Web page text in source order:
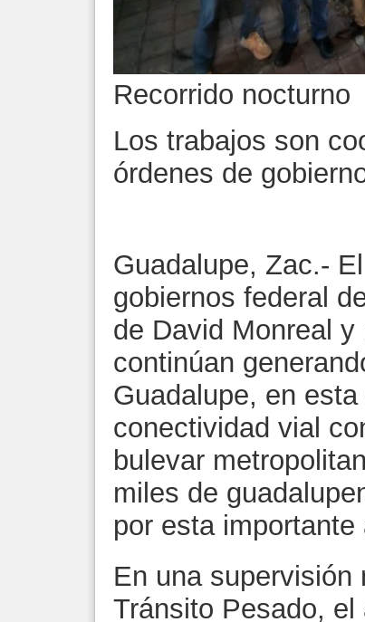
Recorrido nocturno
Los trabajos son
órdenes de
Guadalupe, Zac.-
gobiernos federal
de David Monreal
continúan
Guadalupe, en
conectividad vial
bulevar
miles de
por esta importante
En una supervisión
Tránsito Pesado,